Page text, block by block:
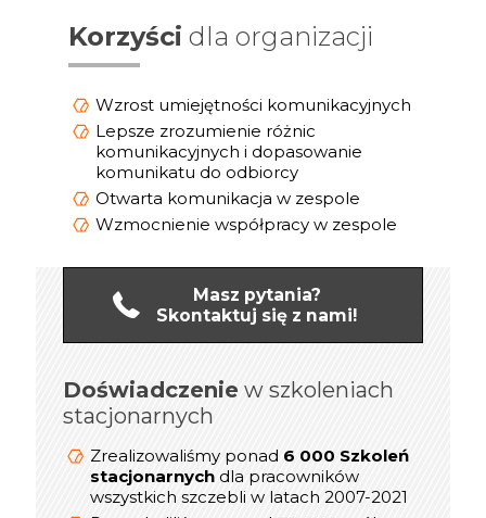
Korzyści dla organizacji
Wzrost umiejętności komunikacyjnych
Lepsze zrozumienie różnic
komunikacyjnych i dopasowanie
komunikatu do odbiorcy
Otwarta komunikacja w zespole
Wzmocnienie współpracy w zespole
Masz pytania?
Skontaktuj się z nami!
Doświadczenie w szkoleniach
stacjonarnych
Zrealizowaliśmy ponad 6 000 Szkoleń
stacjonarnych dla pracowników
wszystkich szczebli w latach 2007-2021
Doświadczenie
online
Zrealizowaliśmy ponad
1 200 Szkoleń
online/Webinarów
dla kadry
Menedżerskiej w latach 2019-2021
Przeszkoliliśmy ponad
800
prezesów,